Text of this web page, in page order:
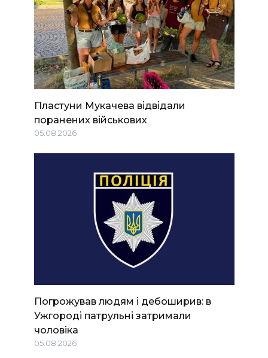
Пластуни Мукачева відвідали
поранених військових
05.08.2026
Погрожував людям і дебоширив: в
Ужгороді патрульні затримали
чоловіка
05.08.2026